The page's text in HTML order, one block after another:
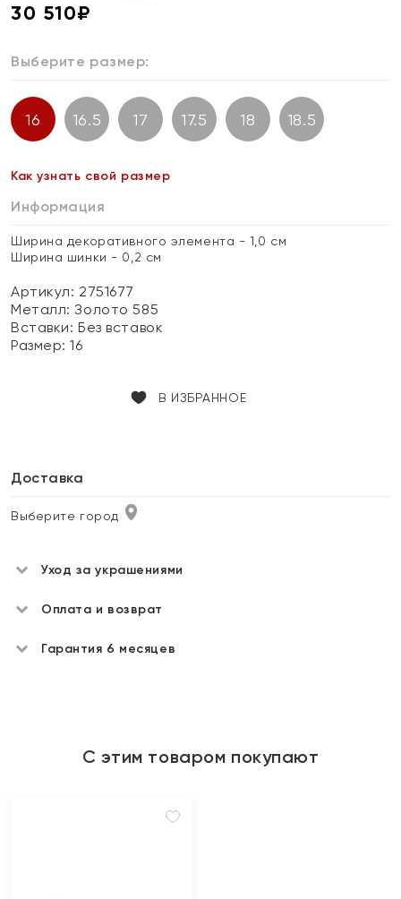
30 510₽
Выберите размер:
16 16.5 17 17.5 18 18.5
Как узнать свой размер
Информация
Ширина декоративного элемента - 1,0 см
Ширина шинки - 0,2 см
Артикул: 2751677
Металл:Золото 585
Вставки:Без вставок
Размер:16
В ИЗБРАННОЕ
Доставка
Выберите город
Уход за украшениями
Оплата и возврат
Гарантия 6 месяцев
С этим товаром покупают